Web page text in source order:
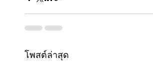
โพสต์ล่าสุด